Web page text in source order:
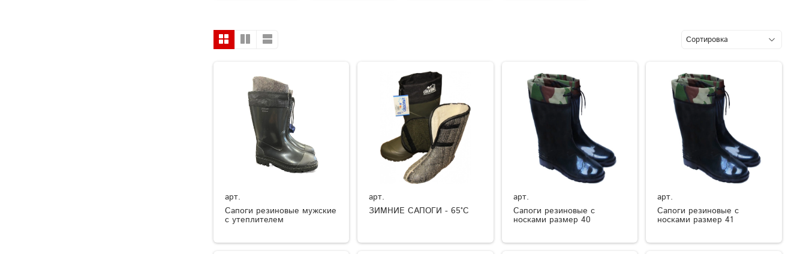
арт.
Сапоги резиновые мужские
с утеплителем
арт.
ЗИМНИЕ САПОГИ - 65°C
арт.
Сапоги резиновые с
носками размер 40
арт.
Сапоги резиновые с
носками размер 41